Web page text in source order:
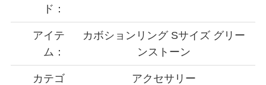
ド：
アイテ
ム：
カボションリング Sサイズ グリー
ンストーン
カテゴ
アクセサリー